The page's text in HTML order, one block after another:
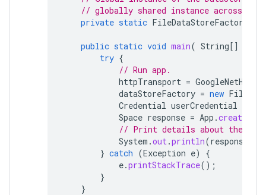
// globally shared instance across
private static FileDataStoreFactory
public static void main( String[]
try {
// Run app.
httpTransport =
dataStoreFactory = new
Credential userCredential
Space response = App .
// Print details about the
System .out .println(response
} catch (Exception e)
{
e.printStackTrace();
}
}